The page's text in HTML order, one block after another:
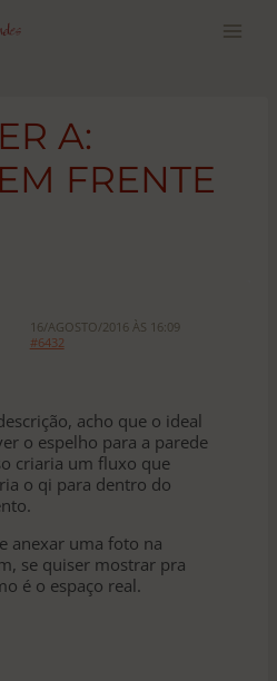
A:
FRENTE
16/AGOSTO/2016 ÀS 16:09
#6432
acho que o ideal
o espelho para a parede
criaria um fluxo que
o qi para dentro do
anexar uma foto na
se quiser mostrar pra
é o espaço real.